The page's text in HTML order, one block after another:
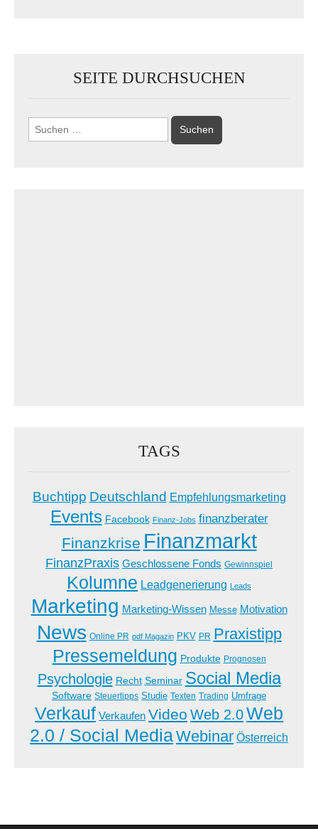
SEITE DURCHSUCHEN
Suchen
nach:
TAGS
Buchtipp Deutschland Empfehlungsmarketing
Events Facebook Finanz-Jobs finanzberater
Finanzkrise Finanzmarkt
FinanzPraxis Geschlossene Fonds Gewinnspiel
Kolumne Leadgenerierung Leads
Marketing Marketing-Wissen Messe Motivation
News Online PR pdf Magazin PKV PR Praxistipp
Pressemeldung Produkte Prognosen
Psychologie Recht Seminar Social Media
Software Steuertipps Studie Texten Trading Umfrage
Verkauf Verkaufen Video Web 2.0Web
2.0 / Social MediaWebinar Österreich